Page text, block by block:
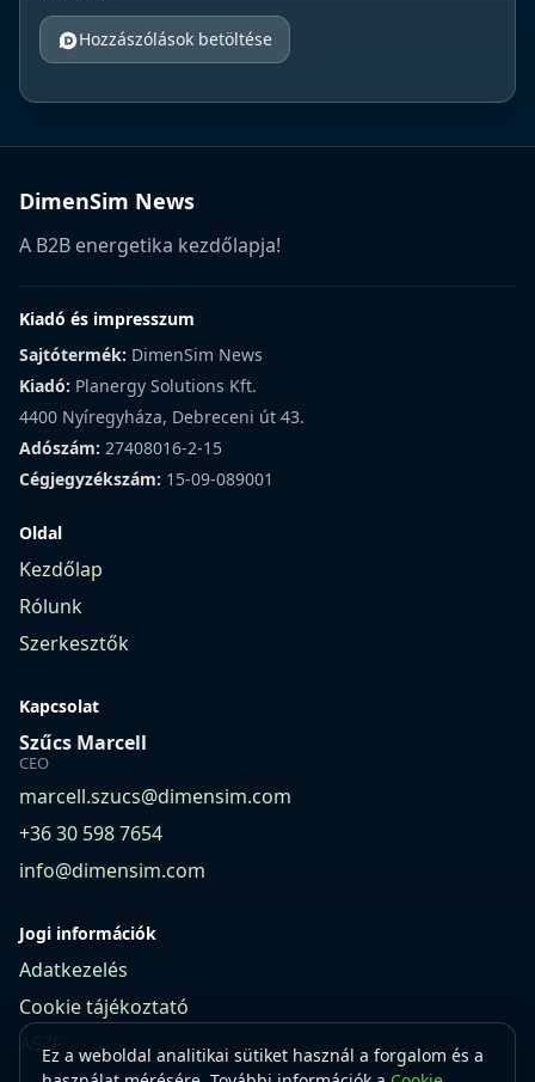
Hozzászólások betöltése
Ez a weboldal analitikai sütiket használ a forgalom és a
DimenSim News
A B2B energetika kezdőlapja!
Kiadó és impresszum
Sajtótermék: DimenSim News
Kiadó: Planergy Solutions Kft.
4400 Nyíregyháza, Debreceni út 43.
Adószám: 27408016-2-15
Cégjegyzékszám: 15-09-089001
Oldal
Kezdőlap
Rólunk
Szerkesztők
Kapcsolat
Szűcs Marcell
CEO
marcell.szucs@dimensim.com
+36 30 598 7654
info@dimensim.com
Jogi információk
Adatkezelés
Cookie tájékoztató
ÁSZF